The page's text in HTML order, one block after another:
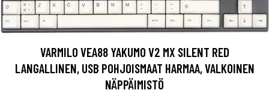
VARMILO VEA88 YAKUMO V2 MX SILENT RED
LANGALLINEN, USB POHJOISMAAT HARMAA, VALKOINEN
NÄPPÄIMISTÖ